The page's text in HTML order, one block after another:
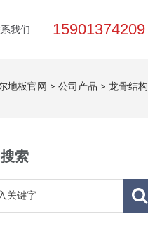
我们 15901374209
地板官网 > 公司产品 > 龙骨结构
索